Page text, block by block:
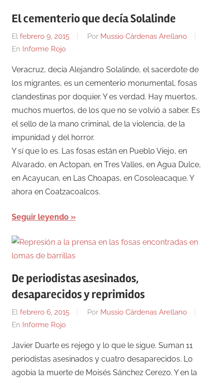
El cementerio que decía Solalinde
El febrero 9, 2015 Por Mussio Cárdenas Arellano
En Informe Rojo
Veracruz, decía Alejandro Solalinde, el sacerdote de
los migrantes, es un cementerio monumental, fosas
clandestinas por doquier. Y es verdad. Hay muertos,
muchos muertos, de los que no se volvió a saber. Es
el sello de la mano criminal, de la violencia, de la
impunidad y del horror.
Y sí que lo es. Las fosas están en Pueblo Viejo, en
Alvarado, en Actopan, en Tres Valles, en Agua Dulce,
en Acayucan, en Las Choapas, en Cosoleacaque. Y
ahora en Coatzacoalcos.
Seguir leyendo
De periodistas asesinados,
desaparecidos y reprimidos
El febrero 6, 2015 Por Mussio Cárdenas Arellano
En Informe Rojo
Javier Duarte es rejego y lo que le sigue. Suman 11
periodistas asesinados y cuatro desaparecidos. Lo
agobia la muerte de Moisés Sánchez Cerezo. Y en la